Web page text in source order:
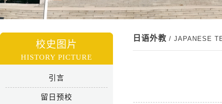
校史图片
HISTORY PICTURE
引言
留日预校
日语外教 / JAPANESE